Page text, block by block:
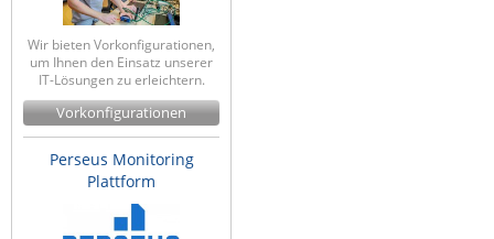
Riello UPS
Server Technology
Siretta
SIRIO Antenne
Tactical Software
Wir bieten Vorkonfigurationen,
um Ihnen den Einsatz unserer
IT-Lösungen zu erleichtern.
Vorkonfigurationen
Perseus Monitoring
Plattform